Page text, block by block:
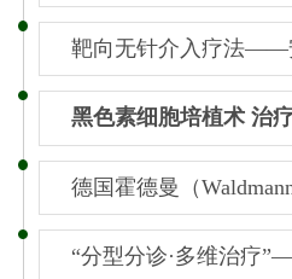
靶向无针介入疗法——
黑色素细胞培植术 治
德国霍德曼（
“分型分诊·多维治疗